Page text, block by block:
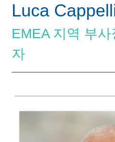
Luca
EMEA 지역 부사
자